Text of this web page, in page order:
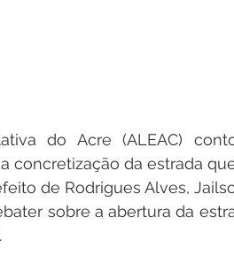
do Acre (ALEAC)
concretização da estrada
de Rodrigues Alves,
sobre a abertura da